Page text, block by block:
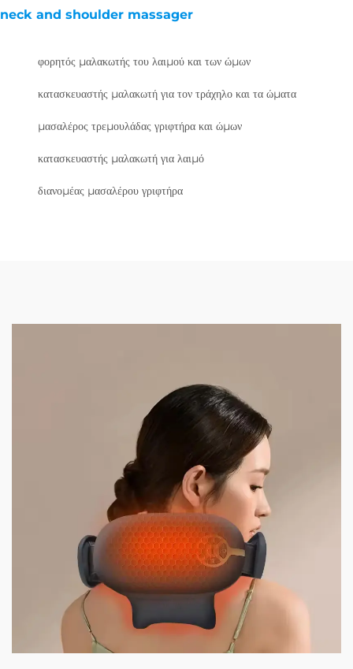
neck and shoulder massager
φορητός μαλακωτής του λαιμού και των ώμων
κατασκευαστής μαλακωτή για τον τράχηλο και τα ώματα
μασαλέρος τρεμουλάδας γριφτήρα και ώμων
κατασκευαστής μαλακωτή για λαιμό
διανομέας μασαλέρου γριφτήρα